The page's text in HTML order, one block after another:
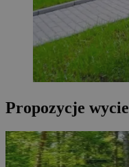
Propozycje